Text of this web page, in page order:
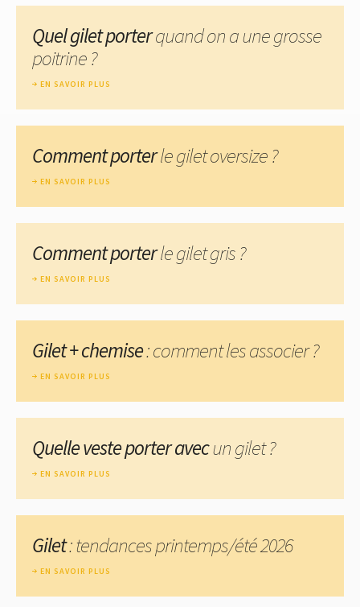
Quel gilet porterquand on a une grosse
poitrine ?
EN SAVOIR PLUS
Comment porterle gilet oversize ?
EN SAVOIR PLUS
Comment porterle gilet gris ?
EN SAVOIR PLUS
Gilet + chemise: comment les associer ?
EN SAVOIR PLUS
Quelle veste porter avecun gilet ?
EN SAVOIR PLUS
Gilet: tendances printemps/été 2026
EN SAVOIR PLUS